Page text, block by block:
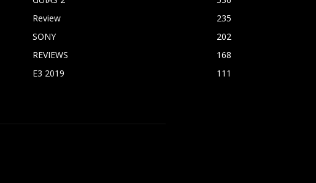
Review
235
SONY
202
REVIEWS
168
E3 2019
111